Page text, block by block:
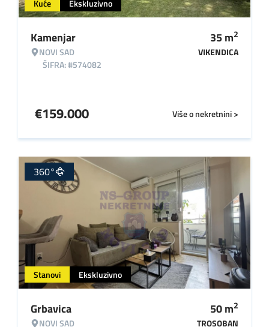
Kuće Ekskluzivno
Kamenjar
NOVI SAD
ŠIFRA: #574082
35m2
VIKENDICA
Više o nekretnini >
€159.000
Stanovi Ekskluzivno
360°
Grbavica
NOVI SAD
50m2
TROSOBAN